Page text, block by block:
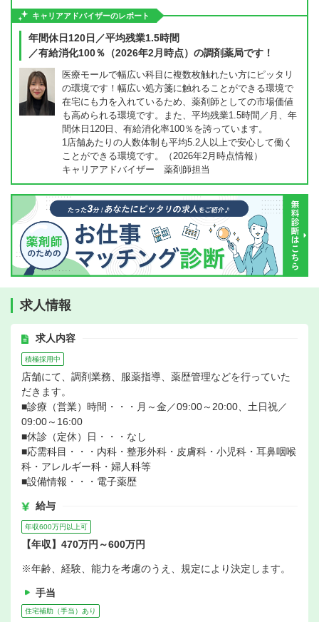
キャリアアドバイザーのレポート
年間休日120日／平均残業1.5時間
／有給消化100％（2026年2月時点）の調剤薬局です！
医療モールで幅広い科目に複数枚触れたい方にピッタリ
の環境です！幅広い処方箋に触れることができる環境で
在宅にも力を入れているため、薬剤師としての市場価値
も高められる環境です。また、平均残業1.5時間／月、年
間休日120日、有給消化率100％を誇っています。
1店舗あたりの人数体制も平均5.2人以上で安心して働く
ことができる環境です。（2026年2月時点情報）
キャリアアドバイザー 薬剤師担当
求人情報
求人内容
積極採用中
店舗にて、調剤業務、服薬指導、薬歴管理などを行っていた
だきます。
■診療（営業）時間・・・月～金／09:00～20:00、土日祝／
09:00～16:00
■休診（定休）日・・・なし
■応需科目・・・内科・整形外科・皮膚科・小児科・耳鼻咽喉
科・アレルギー科・婦人科等
■設備情報・・・電子薬歴
給与
年収600万円以上可
【年収】470万円～600万円
※年齢、経験、能力を考慮のうえ、規定により決定します。
手当
住宅補助（手当）あり